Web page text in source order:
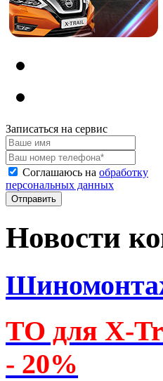
Записаться на сервис
Соглашаюсь на обработку
персональных данных
Новости
ТО для X-
- 20%